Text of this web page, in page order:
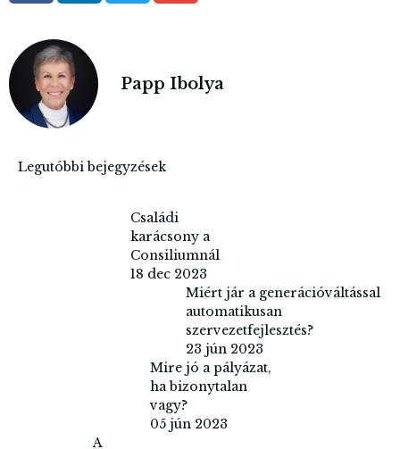
Papp Ibolya
Legutóbbi bejegyzések
Családi
karácsony a
Consiliumnál
18 dec 2023
Miért jár a generációváltással
automatikusan
szervezetfejlesztés?
23 jún 2023
Mire jó a pályázat,
ha bizonytalan
vagy?
05 jún 2023
A